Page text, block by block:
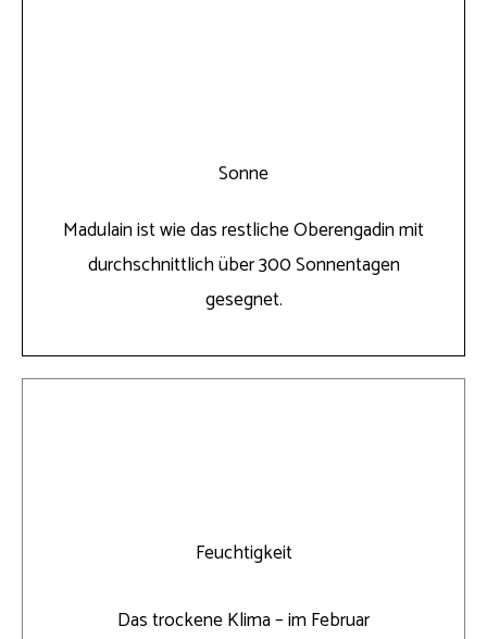
Sonne
Madulain ist wie das restliche Oberengadin mit
durchschnittlich über 300 Sonnentagen
gesegnet.
Feuchtigkeit
Das trockene Klima – im Februar